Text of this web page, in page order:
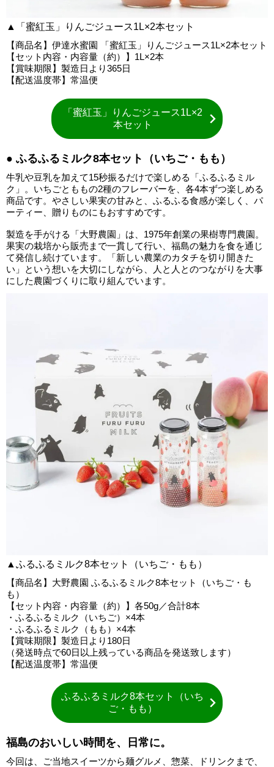
▲「蜜紅玉」りんごジュース1L×2本セット
【商品名】伊達水蜜園 「蜜紅玉」りんごジュース1L×2本セット
【セット内容・内容量（約）】1L×2本
【賞味期限】製造日より365日
【配送温度帯】常温便
「蜜紅玉」りんごジュース1L×2
本セット
● ふるふるミルク8本セット（いちご・もも）
牛乳や豆乳を加えて15秒振るだけで楽しめる「ふるふるミル
ク」。いちごとももの2種のフレーバーを、各4本ずつ楽しめる
商品です。やさしい果実の甘みと、ふるふる食感が楽しく、パ
ーティー、贈りものにもおすすめです。
製造を手がける「大野農園」は、1975年創業の果樹専門農園。
果実の栽培から販売まで一貫して行い、福島の魅力を食を通じ
て発信し続けています。「新しい農業のカタチを切り開きた
い」という想いを大切にしながら、人と人とのつながりを大事
にした農園づくりに取り組んでいます。
▲ふるふるミルク8本セット（いちご・もも）
【商品名】大野農園 ふるふるミルク8本セット（いちご・も
も）
【セット内容・内容量（約）】各50g／合計8本
・ふるふるミルク（いちご）×4本
・ふるふるミルク（もも）×4本
【賞味期限】製造日より180日
（発送時点で60日以上残っている商品を発送致します）
【配送温度帯】常温便
ふるふるミルク8本セット（いち
ご・もも）
福島のおいしい時間を、日常に。
今回は、ご当地スイーツから麺グルメ、惣菜、ドリンクまで、